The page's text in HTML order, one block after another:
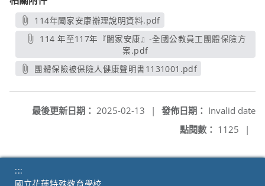
114年闔家安康辦理說明資料.pdf
另開新視窗
案.pdf另開新視窗
團體保險被保險人健康聲明書1131001.pdf
發佈日期： Invalid date
最後更新日期： 2025-02-13
|
點閱數： 1125 |
:::